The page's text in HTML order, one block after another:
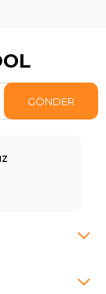
GÖNDER